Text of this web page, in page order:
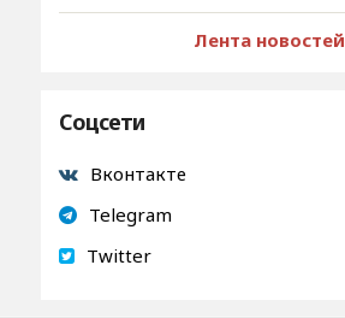
Лента новостей
Соцсети
Вконтакте
Telegram
Twitter